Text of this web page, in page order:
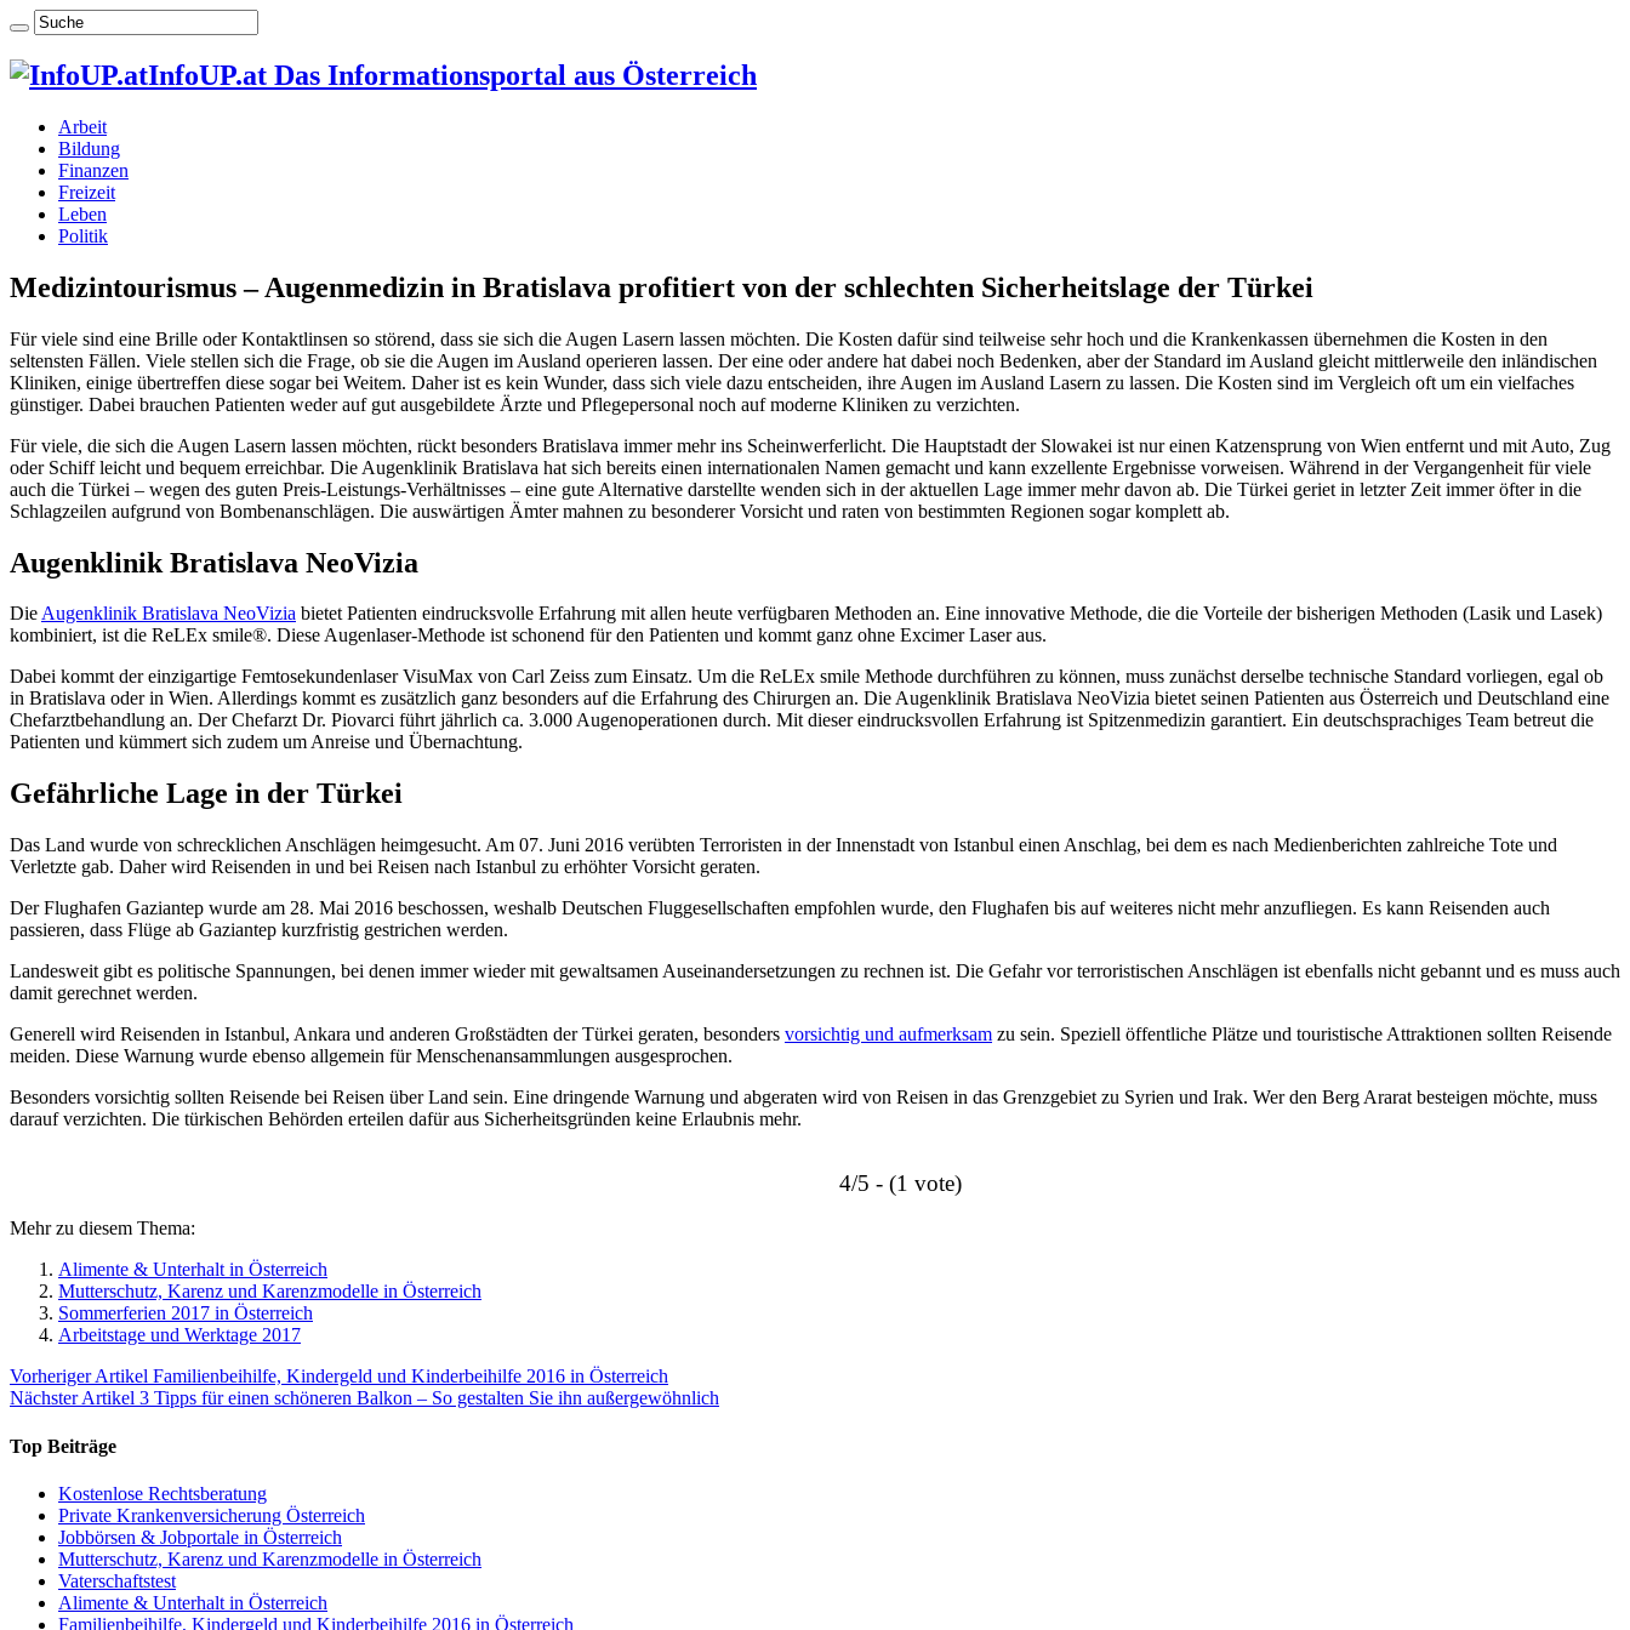
InfoUP.at Das Informationsportal aus Österreich
Arbeit
Bildung
Finanzen
Freizeit
Leben
Politik
Medizintourismus – Augenmedizin in Bratislava profitiert von der schlechten Sicherheitslage der Türkei
Für viele sind eine Brille oder Kontaktlinsen so störend, dass sie sich die Augen Lasern lassen möchten. Die Kosten dafür sind teilweise sehr hoch und die Krankenkassen übernehmen die Kosten in den
seltensten Fällen. Viele stellen sich die Frage, ob sie die Augen im Ausland operieren lassen. Der eine oder andere hat dabei noch Bedenken, aber der Standard im Ausland gleicht mittlerweile den inländischen
Kliniken, einige übertreffen diese sogar bei Weitem. Daher ist es kein Wunder, dass sich viele dazu entscheiden, ihre Augen im Ausland Lasern zu lassen. Die Kosten sind im Vergleich oft um ein vielfaches
günstiger. Dabei brauchen Patienten weder auf gut ausgebildete Ärzte und Pflegepersonal noch auf moderne Kliniken zu verzichten.
Für viele, die sich die Augen Lasern lassen möchten, rückt besonders Bratislava immer mehr ins Scheinwerferlicht. Die Hauptstadt der Slowakei ist nur einen Katzensprung von Wien entfernt und mit Auto, Zug
oder Schiff leicht und bequem erreichbar. Die Augenklinik Bratislava hat sich bereits einen internationalen Namen gemacht und kann exzellente Ergebnisse vorweisen. Während in der Vergangenheit für viele
auch die Türkei – wegen des guten Preis-Leistungs-Verhältnisses – eine gute Alternative darstellte wenden sich in der aktuellen Lage immer mehr davon ab. Die Türkei geriet in letzter Zeit immer öfter in die
Schlagzeilen aufgrund von Bombenanschlägen. Die auswärtigen Ämter mahnen zu besonderer Vorsicht und raten von bestimmten Regionen sogar komplett ab.
Augenklinik Bratislava NeoVizia
DieAugenklinik Bratislava NeoVizia bietet Patienten eindrucksvolle Erfahrung mit allen heute verfügbaren Methoden an. Eine innovative Methode, die die Vorteile der bisherigen Methoden (Lasik und Lasek)
kombiniert, ist die ReLEx smile®. Diese Augenlaser-Methode ist schonend für den Patienten und kommt ganz ohne Excimer Laser aus.
Dabei kommt der einzigartige Femtosekundenlaser VisuMax von Carl Zeiss zum Einsatz. Um die ReLEx smile Methode durchführen zu können, muss zunächst derselbe technische Standard vorliegen, egal ob
in Bratislava oder in Wien. Allerdings kommt es zusätzlich ganz besonders auf die Erfahrung des Chirurgen an. Die Augenklinik Bratislava NeoVizia bietet seinen Patienten aus Österreich und Deutschland eine
Chefarztbehandlung an. Der Chefarzt Dr. Piovarci führt jährlich ca. 3.000 Augenoperationen durch. Mit dieser eindrucksvollen Erfahrung ist Spitzenmedizin garantiert. Ein deutschsprachiges Team betreut die
Patienten und kümmert sich zudem um Anreise und Übernachtung.
Gefährliche Lage in der Türkei
Das Land wurde von schrecklichen Anschlägen heimgesucht. Am 07. Juni 2016 verübten Terroristen in der Innenstadt von Istanbul einen Anschlag, bei dem es nach Medienberichten zahlreiche Tote und
Verletzte gab. Daher wird Reisenden in und bei Reisen nach Istanbul zu erhöhter Vorsicht geraten.
Der Flughafen Gaziantep wurde am 28. Mai 2016 beschossen, weshalb Deutschen Fluggesellschaften empfohlen wurde, den Flughafen bis auf weiteres nicht mehr anzufliegen. Es kann Reisenden auch
passieren, dass Flüge ab Gaziantep kurzfristig gestrichen werden.
Landesweit gibt es politische Spannungen, bei denen immer wieder mit gewaltsamen Auseinandersetzungen zu rechnen ist. Die Gefahr vor terroristischen Anschlägen ist ebenfalls nicht gebannt und es muss auch
damit gerechnet werden.
Generell wird Reisenden in Istanbul, Ankara und anderen Großstädten der Türkei geraten, besonders vorsichtig und aufmerksam zu sein. Speziell öffentliche Plätze und touristische Attraktionen sollten Reisende
meiden. Diese Warnung wurde ebenso allgemein für Menschenansammlungen ausgesprochen.
Besonders vorsichtig sollten Reisende bei Reisen über Land sein. Eine dringende Warnung und abgeraten wird von Reisen in das Grenzgebiet zu Syrien und Irak. Wer den Berg Ararat besteigen möchte, muss
darauf verzichten. Die türkischen Behörden erteilen dafür aus Sicherheitsgründen keine Erlaubnis mehr.
4/5 - (1 vote)
Mehr zu diesem Thema:
Alimente & Unterhalt in Österreich
Mutterschutz, Karenz und Karenzmodelle in Österreich
Sommerferien 2017 in Österreich
Arbeitstage und Werktage 2017
Vorheriger Artikel Familienbeihilfe, Kindergeld und Kinderbeihilfe 2016 in Österreich
Nächster Artikel 3 Tipps für einen schöneren Balkon – So gestalten Sie ihn außergewöhnlich
Top Beiträge
Kostenlose Rechtsberatung
Private Krankenversicherung Österreich
Jobbörsen & Jobportale in Österreich
Mutterschutz, Karenz und Karenzmodelle in Österreich
Vaterschaftstest
Alimente & Unterhalt in Österreich
Familienbeihilfe, Kindergeld und Kinderbeihilfe 2016 in Österreich